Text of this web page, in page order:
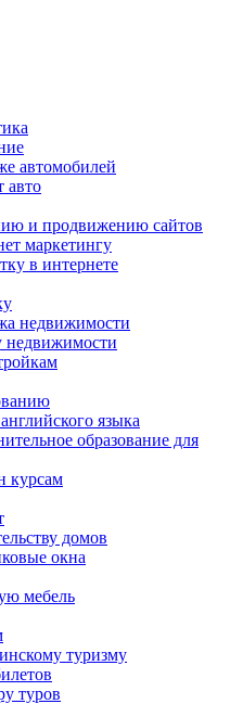
автомобилей
авто
и продвижению сайтов
маркетингу
в интернете
недвижимости
недвижимости
языка
образование для
курсам
домов
окна
мебель
туризму
туров